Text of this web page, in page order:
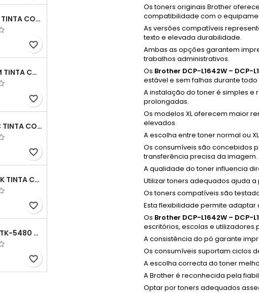
PFI-050 Y TINTA COMPATÍVEL AMARELO
favorite_border
PFI-050 M TINTA COMPATÍVEL MAGENTA
favorite_border
PFI-050 C TINTA COMPATÍVEL CIANO
favorite_border
PFI-050 BK TINTA COMPATÍVEL PRETA
favorite_border
KYOCERA TK-5480 PACK TONERS COMPATÍVEIS
favorite_border
Os toners originais Brother
compatibilidade com o
As versões compatíveis
texto e elevada durabilidade.
Ambas as opções garantem
trabalhos administrativos.
Os Brother DCP-L1642W –
estável e sem falhas durante
A instalação do toner é simples e
prolongadas.
Os modelos XL oferecem maior
elevados.
A escolha entre toner normal ou
Os consumíveis são concebidos
transferência precisa da imagem.
A qualidade do toner influencia
Utilizar toners adequados ajuda
Os toners compatíveis são
Esta flexibilidade permite
Os Brother DCP-L1642W –
escritórios, escolas e utilizadores
A consistência do pó garante
Os consumíveis suportam ciclos
A escolha correcta do toner
A Brother é reconhecida pela
Optar por toners adequados